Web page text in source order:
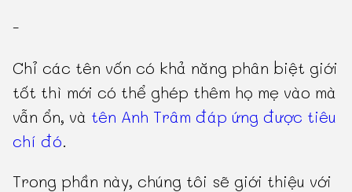
-
Chỉ các tên vốn có khả năng phân biệt giới
tốt thì mới có thể ghép thêm họ mẹ vào mà
vẫn ổn, và tên Anh Trâm đáp ứng được tiêu
chí đó.
Trong phần này, chúng tôi sẽ giới thiệu với